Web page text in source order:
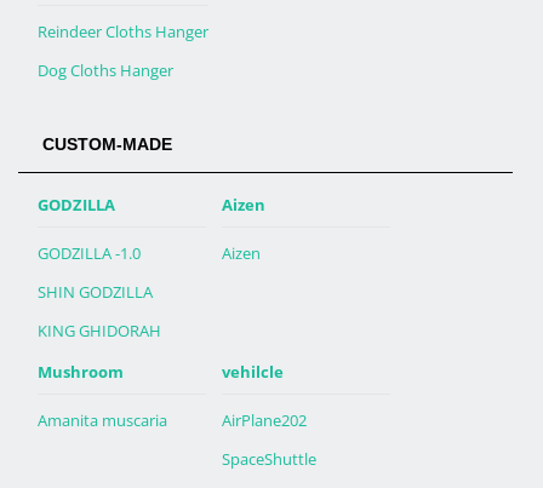
Reindeer Cloths Hanger
Dog Cloths Hanger
CUSTOM-MADE
GODZILLA
GODZILLA -1.0
SHIN GODZILLA
KING GHIDORAH
Aizen
Aizen
Mushroom
Amanita muscaria
vehilcle
AirPlane202
SpaceShuttle